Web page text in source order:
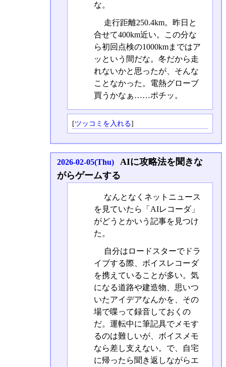
な。
走行距離250.4km。昨日と
合せて400km近い。この分な
ら初回点検の1000kmまではア
ッという間だな。冬だから走
れないかと思ったが、そんな
ことなかった。電熱グローブ
買うかなぁ……ポチッ。
[ツッコミを入れる]
2026-02-05(Thu)
AIに攻略法を聞きな
がらゲームする
なんとなくネットニュース
を見ていたら「AIレコーダ」
がどうとかいう記事を見つけ
た。
自分はロードスターでドラ
イブする際、ボイスレコーダ
を携えていることが多い。気
になる道路や建造物、思いつ
いたアイデアなんかを、その
場で喋って録音しておくの
だ。運転中に筆記具でメモす
るのは難しいが、ボイスメモ
なら差し支えない。で、自宅
に帰ったら聞き返しながらエ